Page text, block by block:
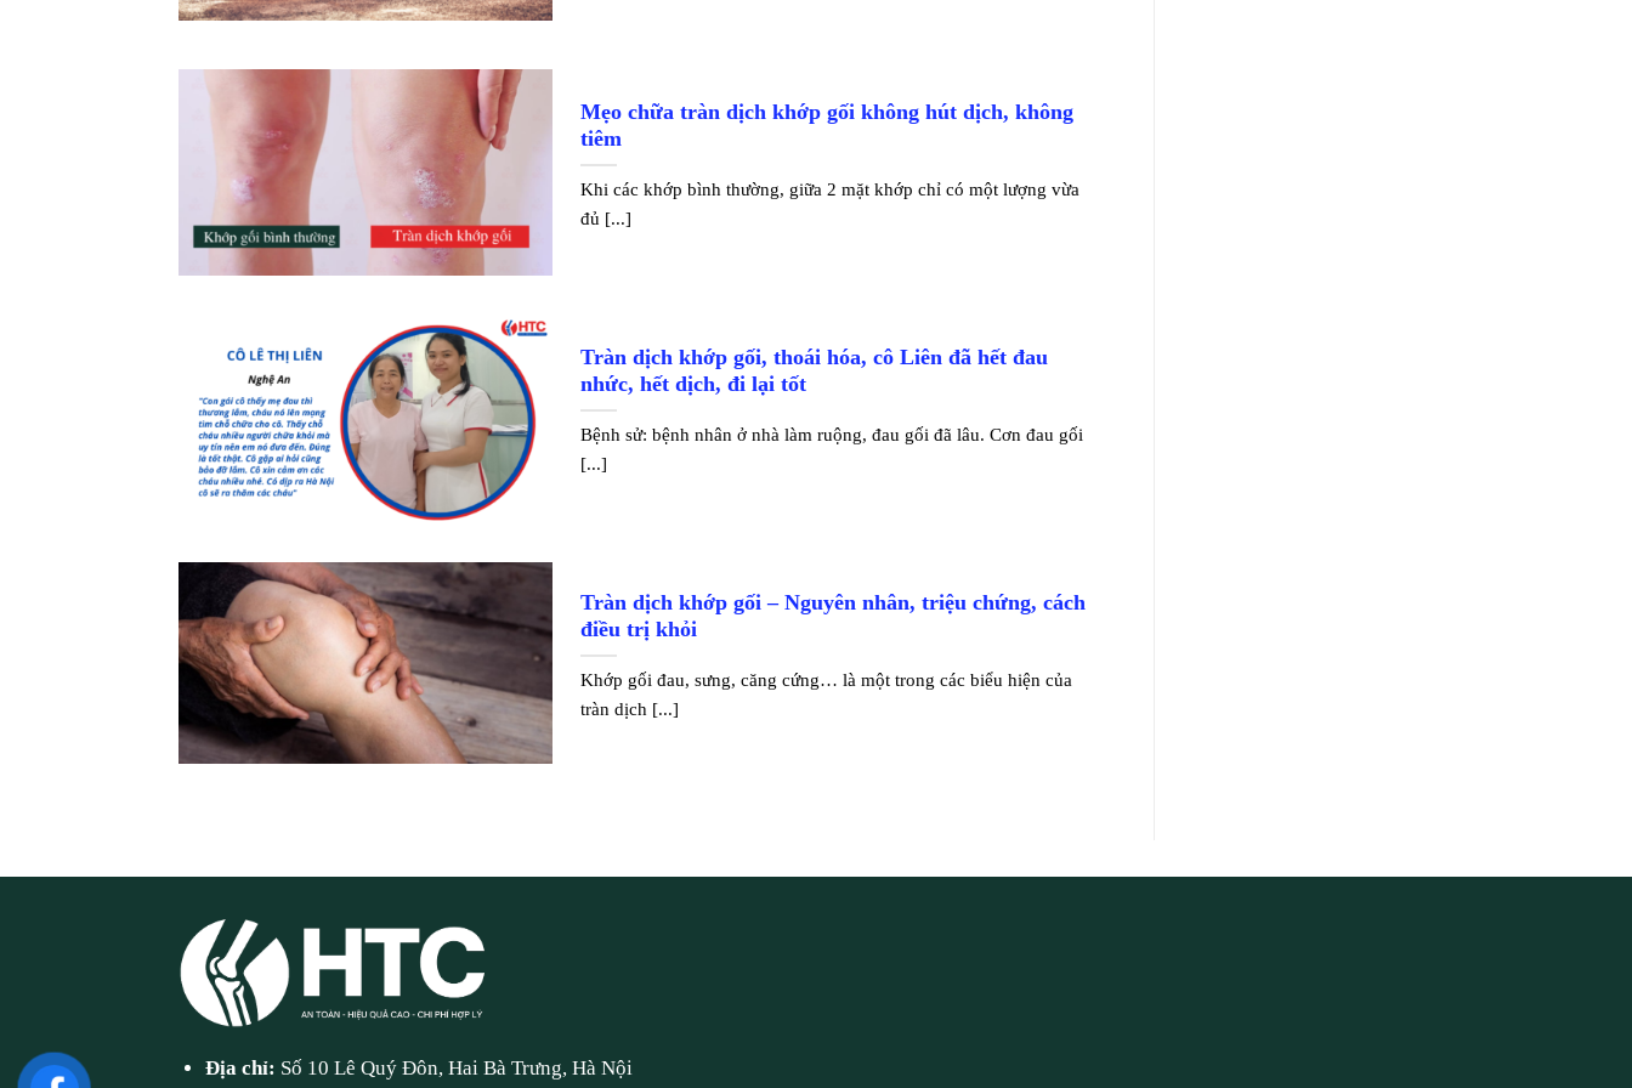
Mẹo chữa tràn dịch khớp gối không hút dịch, không
tiêm
Khi các khớp bình thường, giữa 2 mặt khớp chỉ có một lượng vừa
đủ [...]
Tràn dịch khớp gối, thoái hóa, cô Liên đã hết đau
nhức, hết dịch, đi lại tốt
Bệnh sử: bệnh nhân ở nhà làm ruộng, đau gối đã lâu. Cơn đau gối
[...]
Tràn dịch khớp gối – Nguyên nhân, triệu chứng, cách
điều trị khỏi
Khớp gối đau, sưng, căng cứng… là một trong các biểu hiện của
tràn dịch [...]
Địa chỉ: Số 10 Lê Quý Đôn, Hai Bà Trưng, Hà Nội